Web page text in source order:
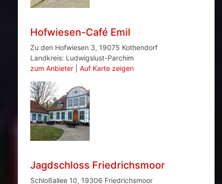
Hofwiesen-Café Emil
Zu den Hofwiesen 3, 19075 Kothendorf
Landkreis: Ludwigslust-Parchim
zum Anbieter| Auf Karte zeigen
Jagdschloss Friedrichsmoor
Schloßallee 10, 19306 Friedrichsmoor